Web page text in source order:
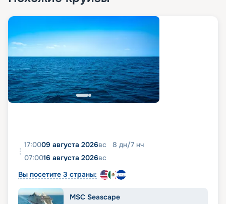
17:0009 августа 2026вс 8 дн/7 нч
07:0016 августа 2026вс
Вы посетите 3 страны:
MSC Seascape